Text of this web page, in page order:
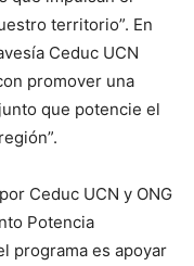
territorio”. En
Ceduc UCN
promover una
que potencie el
Ceduc UCN y ONG
Potencia
programa es apoyar